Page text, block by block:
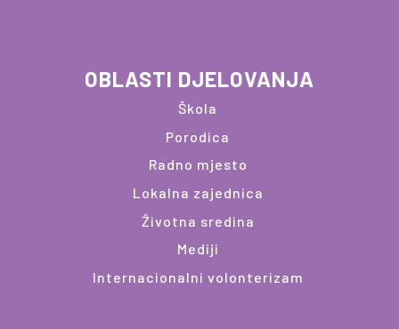
OBLASTI DJELOVANJA
Škola
Porodica
Radno mjesto
Lokalna zajednica
Životna sredina
Mediji
Internacionalni volonterizam